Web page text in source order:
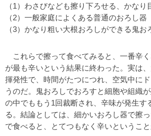
（1）わさびなども擦り下ろせる、かなり
（2）一般家庭によくある普通のおろし器
（3）かなり粗い大根おろしができる鬼お
これらで擦って食べてみると、一番辛
が最も辛いという結果に終わった。実は
揮発性で、時間がたつにつれ、空気中に
うのだ。鬼おろしでおろすと細胞や組織
の中でももう1回裁断され、辛味が発生す
る。結論としては、細かいおろし器で擦
で食べると、とてつもなく辛いということ